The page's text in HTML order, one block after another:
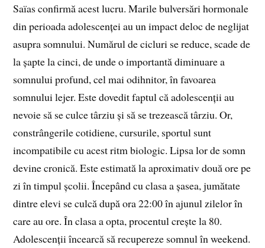
Saïas confirmă acest lucru. Marile bulversări hormonale
din perioada adolescenței au un impact deloc de neglijat
asupra somnului. Numărul de cicluri se reduce, scade de
la șapte la cinci, de unde o importantă diminuare a
somnului profund, cel mai odihnitor, în favoarea
somnului lejer. Este dovedit faptul că adolescenții au
nevoie să se culce târziu și să se trezească târziu. Or,
constrângerile cotidiene, cursurile, sportul sunt
incompatibile cu acest ritm biologic. Lipsa lor de somn
devine cronică. Este estimată la aproximativ două ore pe
zi în timpul școlii. Începând cu clasa a șasea, jumătate
dintre elevi se culcă după ora 22:00 în ajunul zilelor în
care au ore. În clasa a opta, procentul crește la 80.
Adolescenții încearcă să recupereze somnul în weekend.